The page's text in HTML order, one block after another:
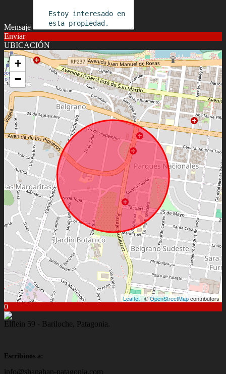
Mensaje
Enviar
UBICACIÓN
+
−
Leaflet| ©OpenStreetMapcontributors
0
Elflein 59 - Bariloche, Patagonia.
Escribinos a:
info@shanahan-patagonia.com